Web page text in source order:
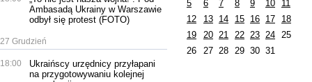
Ambasadą Ukrainy w Warszawie
odbył się protest (FOTO)
27 Grudzień
18:00
Ukraińscy urzędnicy przyłapani
na przygotowywaniu kolejnej
5
6 7 8 9 10
11
12
13 14 15 16 17
18
19
20 21 22 23 24 25
26
27 28 29 30 31